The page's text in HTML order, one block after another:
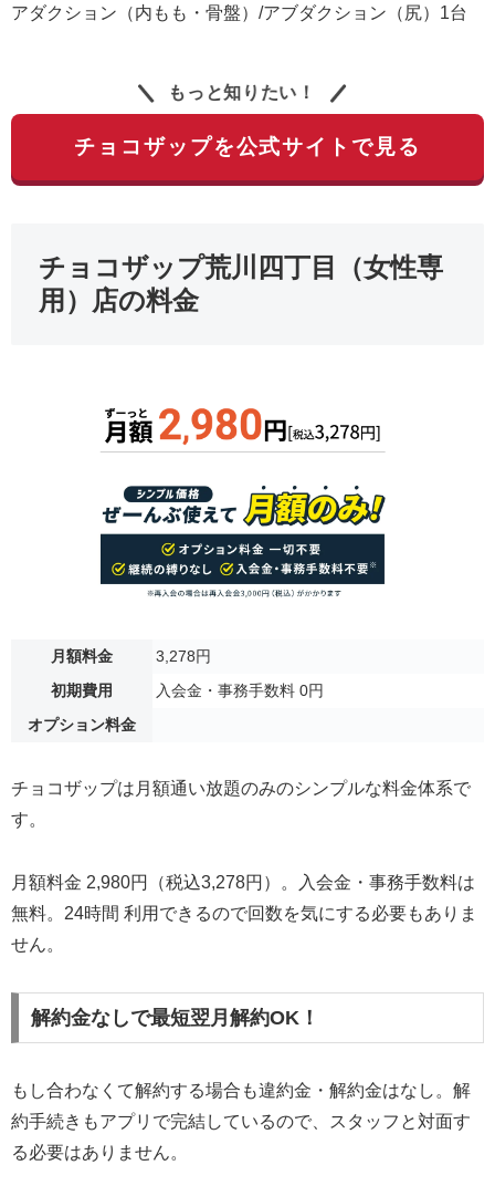
アダクション（内もも・骨盤）/アブダクション（尻）1台
もっと知りたい！
チョコザップを公式サイトで見る
チョコザップ荒川四丁目（女性専
用）店の料金
月額料金
3,278円
初期費用
入会金・事務手数料 0円
オプション料金
チョコザップは月額通い放題のみのシンプルな料金体系で
す。
月額料金 2,980円（税込3,278円）。入会金・事務手数料は
無料。24時間 利用できるので回数を気にする必要もありま
せん。
解約金なしで最短翌月解約OK！
もし合わなくて解約する場合も違約金・解約金はなし。解
約手続きもアプリで完結しているので、スタッフと対面す
る必要はありません。